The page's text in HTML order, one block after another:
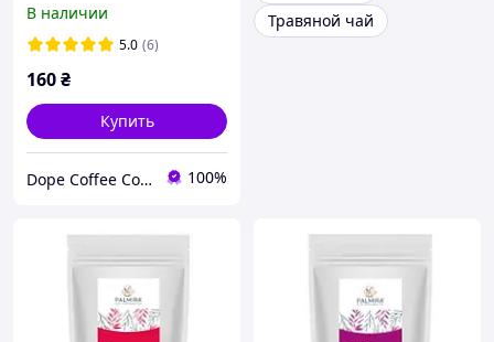
В наличии
5.0 (6)
160₴
Купить
Dope Coffee Company (Кавова компанія ДОУП) 100%
Травяной чай